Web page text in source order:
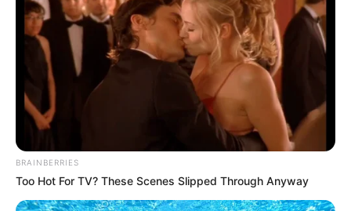
BRAINBERRIES
Too Hot For TV? These Scenes Slipped Through Anyway